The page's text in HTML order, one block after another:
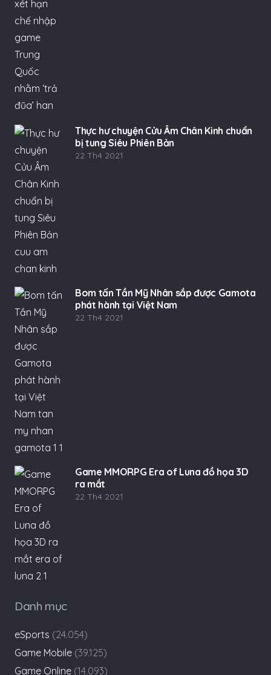
Thực hư chuyện Cửu Âm Chân Kinh chuẩn
bị tung Siêu Phiên Bản
22 Th4 2021
Bom tấn Tần Mỹ Nhân sắp được Gamota
phát hành tại Việt Nam
22 Th4 2021
Game MMORPG Era of Luna đồ họa 3D
ra mắt
22 Th4 2021
Danh mục
eSports (24.054)
Game Mobile (39.125)
Game Online (14.093)